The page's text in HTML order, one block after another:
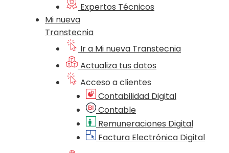
Expertos Técnicos
Mi nueva
Transtecnia
Ir a Mi nueva Transtecnia
Actualiza tus datos
Acceso a clientes
Contabilidad Digital
Contable
Remuneraciones Digital
Factura Electrónica Digital